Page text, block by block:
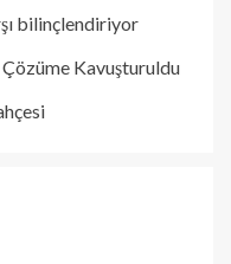
bilinçlendiriyor
Kavuşturuldu